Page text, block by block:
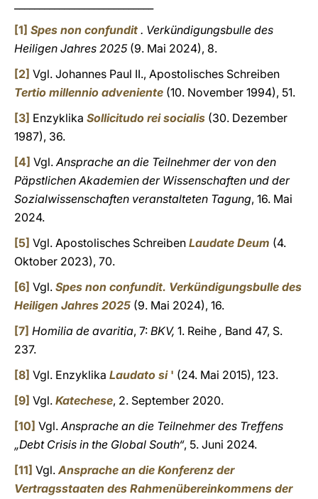
[1] Spes non confundit . Verkündigungsbulle des
Heiligen Jahres 2025 (9. Mai 2024), 8.
[2] Vgl. Johannes Paul II., Apostolisches Schreiben
Tertio millennio adveniente (10. November 1994), 51.
[3] Enzyklika Sollicitudo rei socialis (30. Dezember
1987), 36.
[4] Vgl.Ansprache an die Teilnehmer der von den
Päpstlichen Akademien der Wissenschaften und der
Sozialwissenschaften veranstalteten Tagung, 16. Mai
2024.
[5] Vgl. Apostolisches Schreiben Laudate Deum (4.
Oktober 2023), 70.
[6] Vgl. Spes non confundit. Verkündigungsbulle des
Heiligen Jahres 2025 (9. Mai 2024), 16.
[7] Homilia de avaritia, 7: BKV, 1. Reihe , Band 47, S.
237.
[8] Vgl. Enzyklika Laudato si' (24. Mai 2015), 123.
[9] Vgl. Katechese, 2. September 2020.
[10] Vgl.Ansprache an die Teilnehmer des Treffens
„Debt Crisis in the Global South“, 5. Juni 2024.
[11] Vgl.Ansprache an die Konferenz der
Vertragsstaaten des Rahmenübereinkommens der